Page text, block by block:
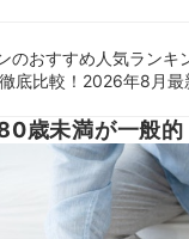
のおすすめ人気ランキ
底比較！2026年8月最
歳未満が一般的